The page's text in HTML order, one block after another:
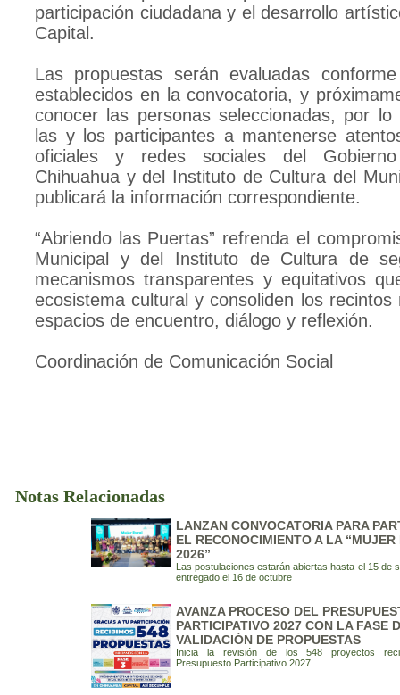
participación ciudadana y el desarrollo
Capital.
Las propuestas serán evaluadas
establecidos en la convocatoria, y
conocer las personas seleccionadas, por
las y los participantes a mantenerse
oficiales y redes sociales del
Chihuahua y del Instituto de Cultura del
publicará la información correspondiente.
“Abriendo las Puertas” refrenda el
Municipal y del Instituto de Cultura de
mecanismos transparentes y equitativos
ecosistema cultural y consoliden los recintos
espacios de encuentro, diálogo y reflexión.
Coordinación de Comunicación Social
Notas Relacionadas
LANZAN CONVOCATORIA PARA
EL RECONOCIMIENTO A LA “MUJER
2026”
Las postulaciones estarán abiertas hasta el 15 de
entregado el 16 de octubre
AVANZA PROCESO DEL
PARTICIPATIVO 2027 CON LA FASE
VALIDACIÓN DE PROPUESTAS
Inicia la revisión de los 548 proyectos
Presupuesto Participativo 2027